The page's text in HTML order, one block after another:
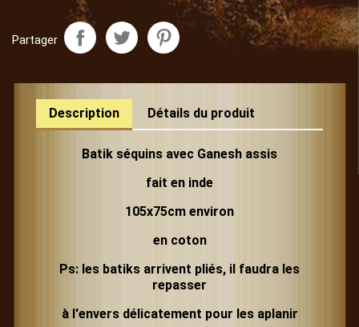
Partager
Description Détails du produit
Batik séquins avec Ganesh assis
fait en inde
105x75cm environ
en coton
Ps: les batiks arrivent pliés, il faudra les
repasser
à l'envers délicatement pour les aplanir